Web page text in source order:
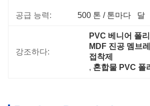
공급 능력: 500 톤 / 톤마다   달
강조하다:
PVC 베니어 폴
MDF 진공 멤브
접착제
, 혼합물 PVC 폴